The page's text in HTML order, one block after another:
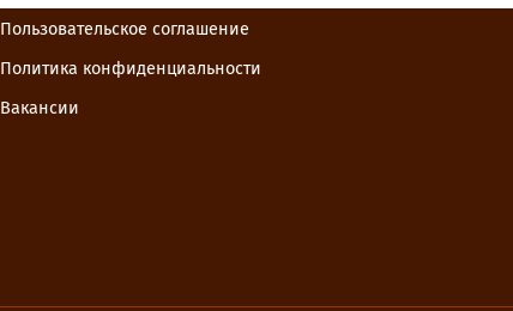
Пользовательское соглашение
Политика конфиденциальности
Вакансии